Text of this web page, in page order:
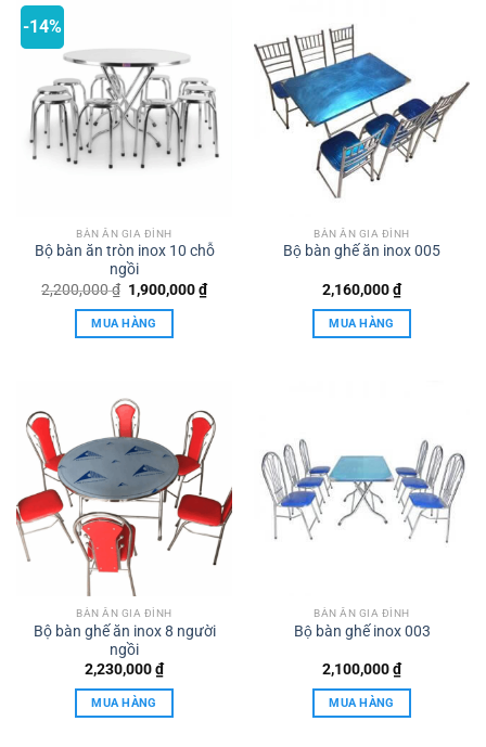
-14%
BÀN ĂN GIA ĐÌNH
Bộ bàn ăn tròn inox 10 chỗ
ngồi
2,200,000₫ Giá
gốc
là:
2,200,000 ₫.
1,900,000₫Giá
hiện
MUA HÀNG
BÀN ĂN GIA ĐÌNH
Bộ bàn ghế ăn inox 005
2,160,000₫
MUA HÀNG
BÀN ĂN GIA ĐÌNH
Bộ bàn ghế ăn inox 8 người
ngồi
2,230,000₫
MUA HÀNG
BÀN ĂN GIA ĐÌNH
Bộ bàn ghế inox 003
2,100,000₫
MUA HÀNG